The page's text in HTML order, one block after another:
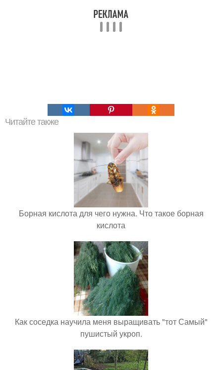
Читайте также
Борная кислота для чего нужна. Что такое борная
кислота
Как соседка научила меня выращивать "тот Самый"
пушистый укроп.